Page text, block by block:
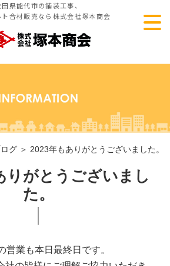
田県能代市の舗装工事、
ト合材販売なら株式会社塚本商会
グ ＞ 2023年もありがとうございました。
りがとうございまし
た。
営業も本日最終日です。